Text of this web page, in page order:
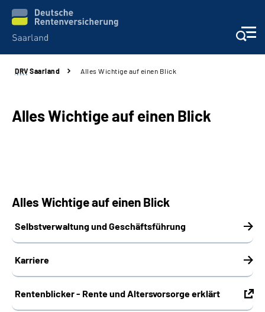
Aktuelles
Services
Karriere
Über uns
Online-Services
DRV Saarland Alles Wichtige auf einen Blick
Alles Wichtige auf einen Blick
Alles Wichtige auf einen Blick
Selbstverwaltung und Geschäftsführung
Karriere
Rentenblicker - Rente und Altersvorsorge erklärt